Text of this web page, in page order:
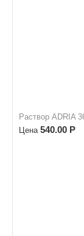
Раствор ADRIA
Цена 540.00 Р